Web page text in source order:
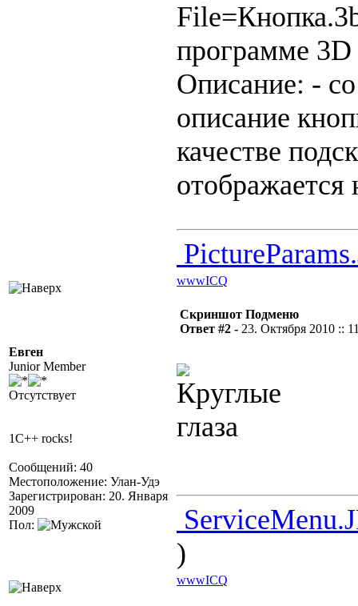
программе
Описание: -
описание
качестве
отображается
wwwICQ
Евген
Junior Member
Отсутствует
1C++ rocks!
Сообщений: 40
Местоположение: Улан-Удэ
Зарегистрирован: 20. Января
2009
Пол:
Скриншот Подменю
Ответ #2 - 23. Октября 2010 ::
)
wwwICQ